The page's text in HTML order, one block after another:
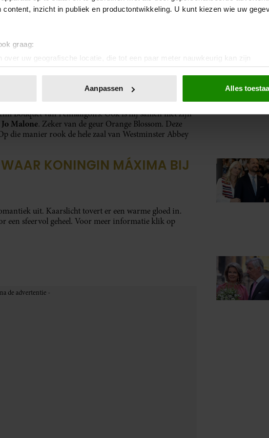
content, inzicht in publiek en productontwikkeling. U kunt kiezen wie uw
graag:
over uw geografische locatie, die tot een paar meter nauwkeurig kan zijn
door het actief te scannen op specifieke eigenschappen (fingerprinting)
of intrekken in de Cookieverklaring.
en advertenties te personaliseren, om functies voor social media te
Ook delen we informatie over uw gebruik van onze site met onze partners
Deze partners kunnen deze gegevens combineren met andere informatie die
Aanpassen Alles
Westminster Abbey
Bouquet van Penhaligon’s. Ook is hij samen met zijn
Jo Malone. Zeker van de geur Orange Blossom. Deze
die manier rook de hele zaal van Westminster Abbey
WAAR KONINGIN MÁXIMA BIJ
uit. Kaarslicht tovert er een warme gloed in.
een sfeervol geheel. Voor meer informatie klik op